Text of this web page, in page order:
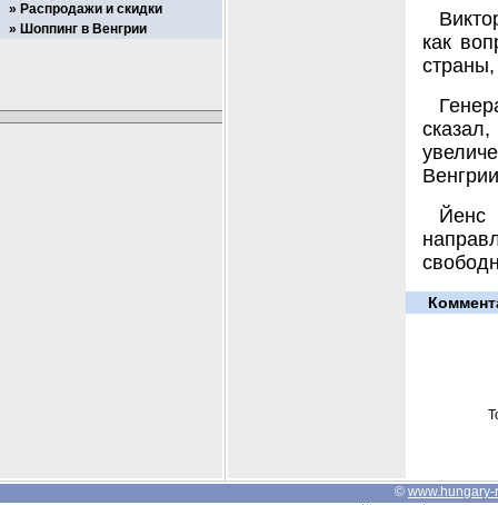
как
Распродажи и скидки
Шоппинг в Венгрии
© www.hungary-